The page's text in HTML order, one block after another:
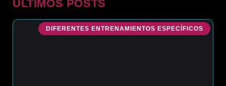
ÚLTIMOS POSTS
DIFERENTES ENTRENAMIENTOS ESPECÍFICOS